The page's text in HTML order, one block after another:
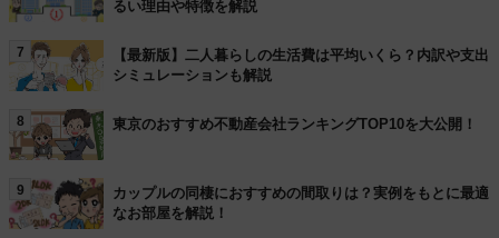
るい理由や特徴を解説
7
【最新版】二人暮らしの生活費は平均いくら？内訳や支出
シミュレーションも解説
8 東京のおすすめ不動産会社ランキングTOP10を大公開！
9
カップルの同棲におすすめの間取りは？実例をもとに最適
なお部屋を解説！